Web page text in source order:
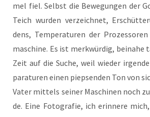
mel fiel. Selbst die Bewe­gun­gen der
Teich wur­den ver­zeich­net,
dens, Tem­pe­ra­tu­ren der
ma­schi­ne. Es ist merk­wür­dig, bei­na­he
Zeit auf die Suche, weil wie­der
pa­ra­tu­ren einen piep­sen­den Ton von
Vater mit­tels sei­ner Maschi­nen noch
de. Eine Foto­gra­fie, ich erin­ne­re